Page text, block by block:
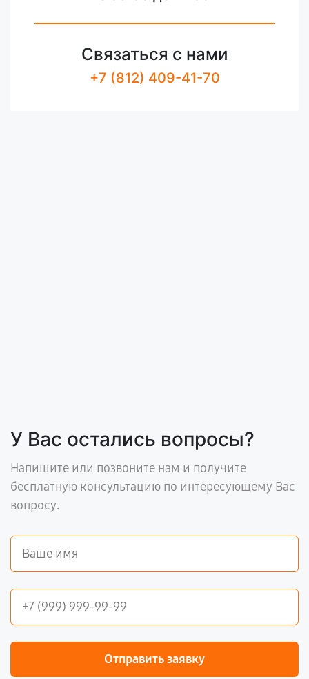
Связаться с нами
+7 (812) 409-41-70
У Вас остались вопросы?
Напишите или позвоните нам и получите
бесплатную консультацию по интересующему Вас
вопросу.
Отправить заявку